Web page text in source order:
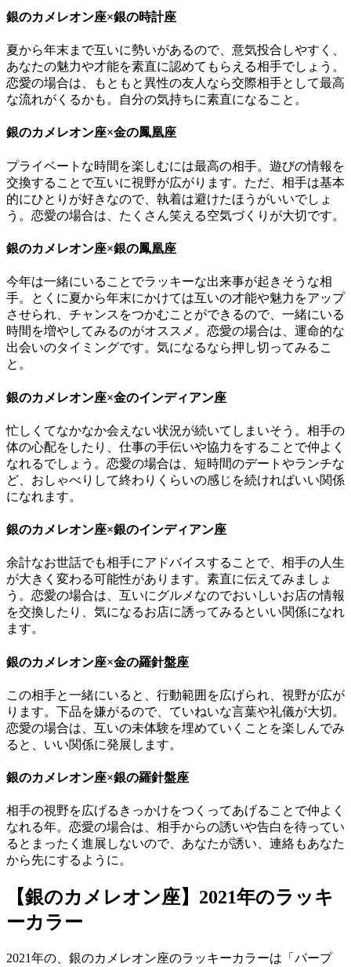
銀のカメレオン座×銀の時計座
夏から年末まで互いに勢いがあるので、意気投合しやすく、
あなたの魅力や才能を素直に認めてもらえる相手でしょう。
恋愛の場合は、もともと異性の友人なら交際相手として最高
な流れがくるかも。自分の気持ちに素直になること。
銀のカメレオン座×金の鳳凰座
プライベートな時間を楽しむには最高の相手。遊びの情報を
交換することで互いに視野が広がります。ただ、相手は基本
的にひとりが好きなので、執着は避けたほうがいいでしょ
う。恋愛の場合は、たくさん笑える空気づくりが大切です。
銀のカメレオン座×銀の鳳凰座
今年は一緒にいることでラッキーな出来事が起きそうな相
手。とくに夏から年末にかけては互いの才能や魅力をアップ
させられ、チャンスをつかむことができるので、一緒にいる
時間を増やしてみるのがオススメ。恋愛の場合は、運命的な
出会いのタイミングです。気になるなら押し切ってみるこ
と。
銀のカメレオン座×金のインディアン座
忙しくてなかなか会えない状況が続いてしまいそう。相手の
体の心配をしたり、仕事の手伝いや協力をすることで仲よく
なれるでしょう。恋愛の場合は、短時間のデートやランチな
ど、おしゃべりして終わりくらいの感じを続ければいい関係
になれます。
銀のカメレオン座×銀のインディアン座
余計なお世話でも相手にアドバイスすることで、相手の人生
が大きく変わる可能性があります。素直に伝えてみましょ
う。恋愛の場合は、互いにグルメなのでおいしいお店の情報
を交換したり、気になるお店に誘ってみるといい関係になれ
ます。
銀のカメレオン座×金の羅針盤座
この相手と一緒にいると、行動範囲を広げられ、視野が広が
ります。下品を嫌がるので、ていねいな言葉や礼儀が大切。
恋愛の場合は、互いの未体験を埋めていくことを楽しんでみ
ると、いい関係に発展します。
銀のカメレオン座×銀の羅針盤座
相手の視野を広げるきっかけをつくってあげることで仲よく
なれる年。恋愛の場合は、相手からの誘いや告白を待ってい
るとまったく進展しないので、あなたが誘い、連絡もあなた
から先にするように。
【銀のカメレオン座】2021年のラッキ
ーカラー
2021年の、銀のカメレオン座のラッキーカラーは「パープ